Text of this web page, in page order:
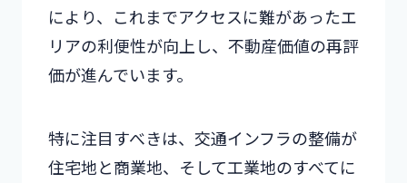
により、これまでアクセスに難があったエ
リアの利便性が向上し、不動産価値の再評
価が進んでいます。
特に注目すべきは、交通インフラの整備が
住宅地と商業地、そして工業地のすべてに